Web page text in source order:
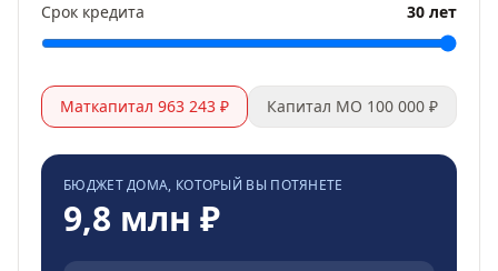
Срок кредита 30 лет
Маткапитал 963 243 ₽ Капитал МО 100 000 ₽
БЮДЖЕТ ДОМА, КОТОРЫЙ ВЫ ПОТЯНЕТЕ
9,8 млн ₽